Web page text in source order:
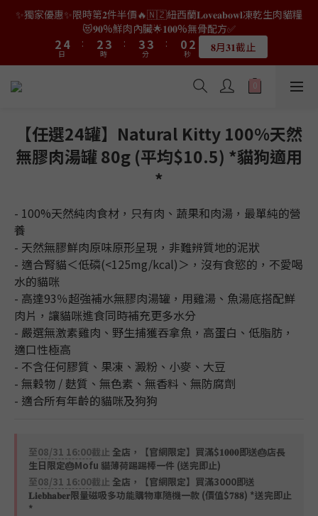
👑店長生日限量喵喵劵🎂買滿$𝟑𝟔𝟖即減$𝟐𝟖🥳結帳時輸入優惠碼
【𝐇𝐀𝐏𝐏𝐘𝐁𝐈𝐑𝐓𝐇𝐃𝐀𝐘】即可！部分產品不適用
4
2
1
6
4
日
4
3
2
1
5
4
3
時
5
4
3
2
5
4
3
2
分
2
1
0
4
3
2
1
0
秒 限量20個
02
0
01
0
1
0
1
0
0
✨獨家優惠✨限時第𝟐件半價🔥🇳🇿紐西蘭𝐋𝐨𝐯𝐞𝐚𝐛𝐨𝐰𝐥凍乾生肉貓糧
😻𝟗𝟎%鮮肉內臟🌟𝟏𝟎𝟎%無骨配方✅
4
2
1
6
4
3
日
:
4
3
2
1
5
4
3
2
時
:
5
4
3
2
5
4
3
2
分
:
2
1
0
4
3
2
1
秒 𝟖月𝟑𝟏截止
👑店長生日限量喵喵劵🎂買滿$𝟑𝟔𝟖即減$𝟐𝟖🥳結帳時輸入優惠碼
【𝐇𝐀𝐏𝐏𝐘𝐁𝐈𝐑𝐓𝐇𝐃𝐀𝐘】即可！部分產品不適用
8
6
5
1
0
8
7
3
2
1
8
7
6
5
1
0
9
8
7
6
0
9
8
7
6
2
1
0
9
8
7
6
1
0
6
5
4
3
8
7
6
5
4
3
1
0
【任選24罐】Natural Kitty 100%天然
無膠肉湯罐 80g (平均$10.5) *貓狗適用
*
- 100%天然純肉食材，只有肉、蔬果和肉湯，最單純的營
養
- 天然無膠鮮肉原味原形呈現，非難辨質地的泥狀
- 適合腎貓＜低磷(<125mg/kcal)＞，沒有食慾的，不愛喝
水的貓咪
- 高達93％超強補水無膠肉湯罐，用雞湯、魚湯底搭配鮮
肉片，讓貓咪進食同時補充更多水分
- 嚴選無激素雞肉、野生捕獲吞拿魚，高蛋白、低脂肪，
適口性極高
- 不含任何膠質、果凍、澱粉、小麥、大豆
- 無穀物 / 麩質、無色素、無香料、無防腐劑
- 適合所有年齡的貓咪及狗狗
至08/31 16:00截止 全店，【官網限定】買滿$𝟏𝟎𝟎𝟎即送🎂店長
生日限定🎂Mofu 貓薄荷踢踢棒一件 (送完即止)
至08/31 16:00截止 全店，【官網限定】買滿3000即送
𝐋𝐢𝐞𝐛𝐡𝐚𝐛𝐞𝐫限量磁吸多功能購物車隨機一款 (價值$𝟕𝟖𝟖) *送完即止
*